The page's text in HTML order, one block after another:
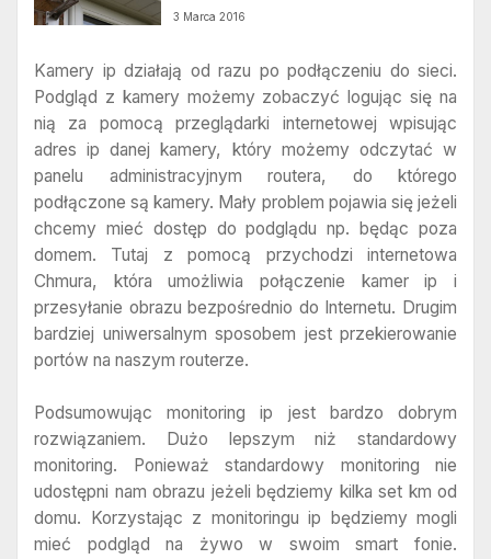
3 Marca 2016
Kamery ip działają od razu po podłączeniu do sieci.
Podgląd z kamery możemy zobaczyć logując się na
nią za pomocą przeglądarki internetowej wpisując
adres ip danej kamery, który możemy odczytać w
panelu administracyjnym routera, do którego
podłączone są kamery. Mały problem pojawia się jeżeli
chcemy mieć dostęp do podglądu np. będąc poza
domem. Tutaj z pomocą przychodzi internetowa
Chmura, która umożliwia połączenie kamer ip i
przesyłanie obrazu bezpośrednio do Internetu. Drugim
bardziej uniwersalnym sposobem jest przekierowanie
portów na naszym routerze.
Podsumowując monitoring ip jest bardzo dobrym
rozwiązaniem. Dużo lepszym niż standardowy
monitoring. Ponieważ standardowy monitoring nie
udostępni nam obrazu jeżeli będziemy kilka set km od
domu. Korzystając z monitoringu ip będziemy mogli
mieć podgląd na żywo w swoim smart fonie.